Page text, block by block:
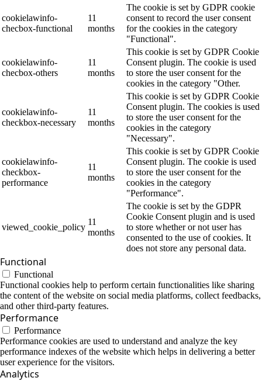
cookielawinfo-
checbox-functional
11
months
The cookie is set by GDPR cookie
consent to record the user consent
for the cookies in the category
"Functional".
cookielawinfo-
checbox-others
11
months
This cookie is set by GDPR Cookie
Consent plugin. The cookie is used
to store the user consent for the
cookies in the category "Other.
cookielawinfo-
checkbox-necessary
11
months
This cookie is set by GDPR Cookie
Consent plugin. The cookies is used
to store the user consent for the
cookies in the category
"Necessary".
cookielawinfo-
checkbox-
performance
11
months
This cookie is set by GDPR Cookie
Consent plugin. The cookie is used
to store the user consent for the
cookies in the category
"Performance".
viewed_cookie_policy
11
months
The cookie is set by the GDPR
Cookie Consent plugin and is used
to store whether or not user has
consented to the use of cookies. It
does not store any personal data.
Functional
Functional
Functional cookies help to perform certain functionalities like sharing
the content of the website on social media platforms, collect feedbacks,
and other third-party features.
Performance
Performance
Performance cookies are used to understand and analyze the key
performance indexes of the website which helps in delivering a better
user experience for the visitors.
Analytics